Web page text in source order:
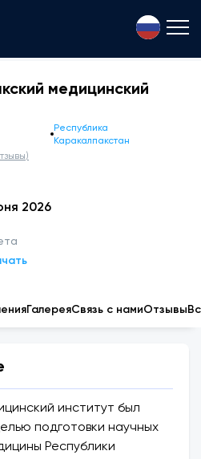
медицинский
Республика
Каракалпакстан
)
2026
ГалереяСвязь с намиОтзывы
институт был
подготовки научных
Республики